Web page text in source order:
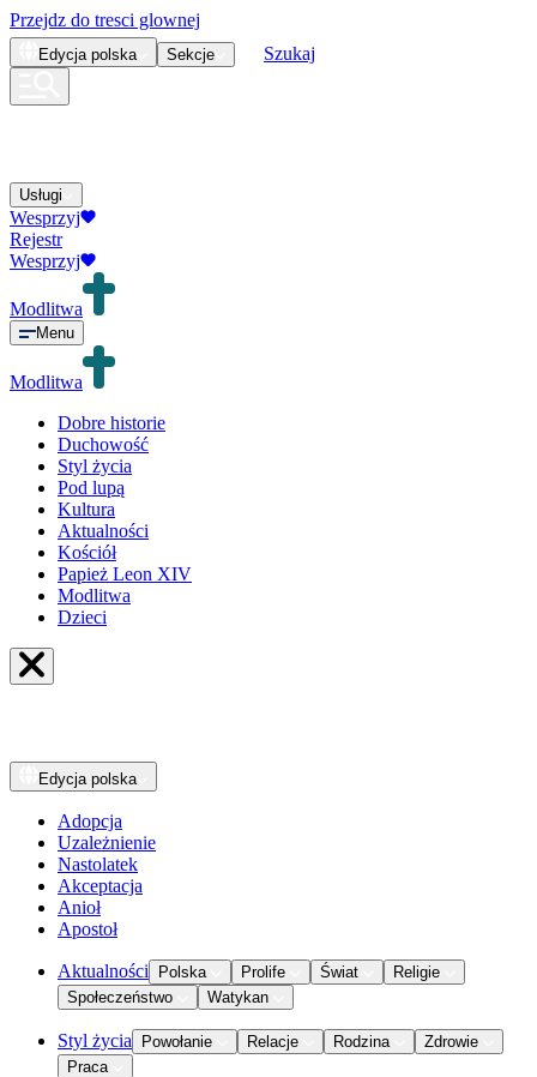
Przejdz do tresci glownej
Edycja polska Sekcje Szukaj
Usługi
Wesprzyj
Rejestr
Wesprzyj
Modlitwa
Menu
Modlitwa
Dobre historie
Duchowość
Styl życia
Pod lupą
Kultura
Aktualności
Kościół
Papież Leon XIV
Modlitwa
Dzieci
Edycja polska
Adopcja
Uzależnienie
Nastolatek
Akceptacja
Anioł
Apostoł
Aktualności Polska Prolife Świat
Religie
Społeczeństwo
Watykan
Styl życia Powołanie Relacje Rodzina
Zdrowie
Praca